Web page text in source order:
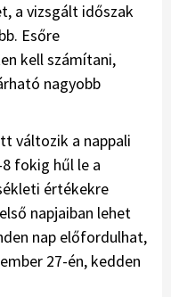
a vizsgált időszak
Esőre
kell számítani,
nagyobb
változik a nappali
fokig hűl le a
értékekre
napjaiban lehet
nap előfordulhat,
27-én, kedden